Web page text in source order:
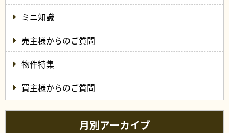
ミニ知識
売主様からのご質問
物件特集
買主様からのご質問
月別アーカイブ